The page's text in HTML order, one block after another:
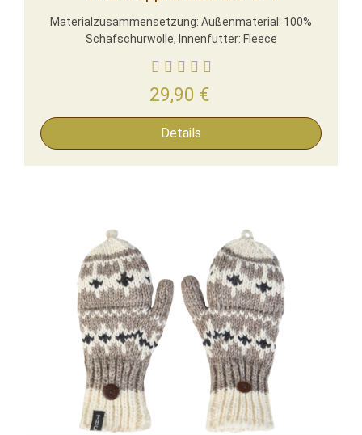
Materialzusammensetzung: Außenmaterial: 100%
Schafschurwolle, Innenfutter: Fleece
29,90 €
Details